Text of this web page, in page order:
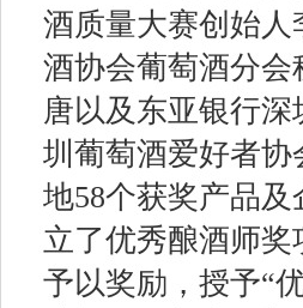
酒质量大赛创始
酒协会葡萄酒分
唐以及东亚银行
圳葡萄酒爱好者
地58个获奖产品及
立了优秀酿酒师
予以奖励，授予“